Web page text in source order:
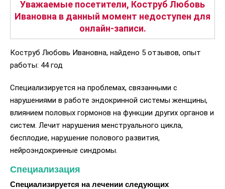
Уважаемые посетители, Коструб Любовь
Ивановна в данный момент недоступен для
онлайн-записи.
Коструб Любовь Ивановна, найдено 5 отзывов, опыт
работы: 44 год
Специализируется на проблемах, связанными с
нарушениями в работе эндокринной системы женщины,
влиянием половых гормонов на функции других органов и
систем. Лечит нарушения менструального цикла,
бесплодие, нарушение полового развития,
нейроэндокринные синдромы.
Специализация
Специализируется на лечении следующих